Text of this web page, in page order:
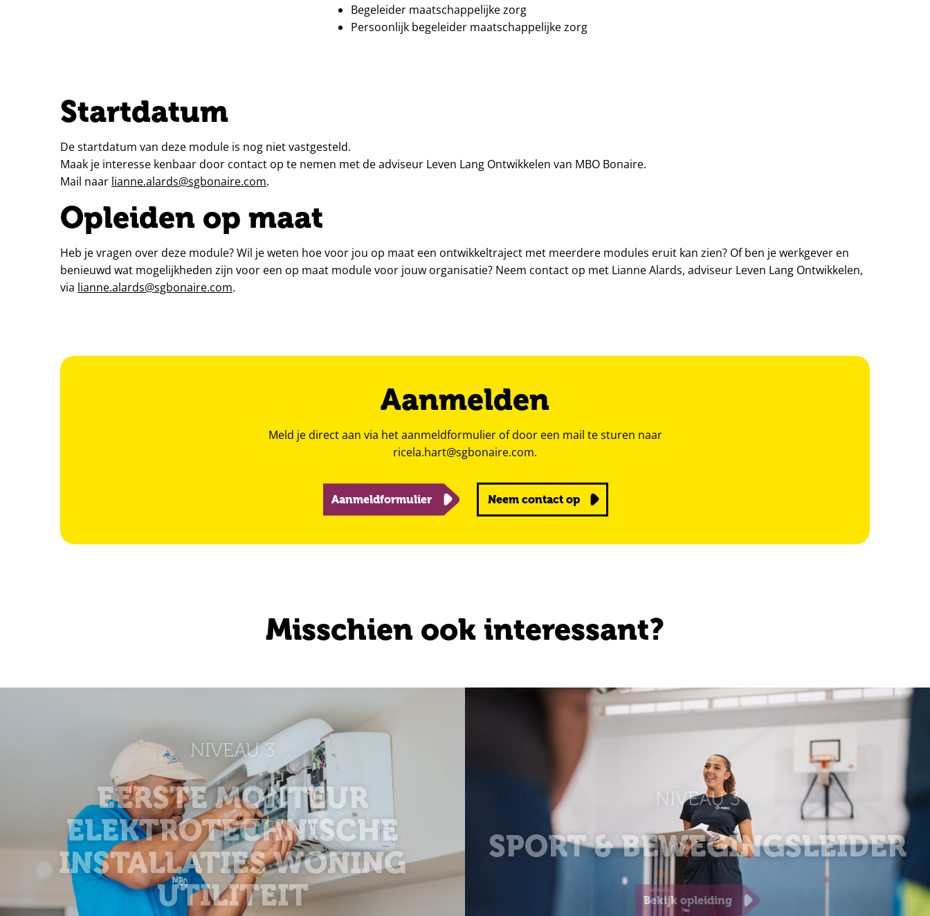
Begeleider maatschappelijke zorg
Persoonlijk begeleider maatschappelijke zorg
Startdatum
De startdatum van deze module is nog niet vastgesteld.
Maak je interesse kenbaar door contact op te nemen met de adviseur Leven Lang Ontwikkelen van MBO Bonaire.
Mail naar lianne.alards@sgbonaire.com.
Opleiden op maat
Heb je vragen over deze module? Wil je weten hoe voor jou op maat een ontwikkeltraject met meerdere modules eruit kan zien? Of ben je werkgever en
benieuwd wat mogelijkheden zijn voor een op maat module voor jouw organisatie? Neem contact op met Lianne Alards, adviseur Leven Lang Ontwikkelen,
via lianne.alards@sgbonaire.com.
Aanmelden
Meld je direct aan via het aanmeldformulier of door een mail te sturen naar
ricela.hart@sgbonaire.com.
Aanmeldformulier Neem contact op
Misschien ook interessant?
NIVEAU 3
EERSTE MONTEUR
ELEKTROTECHNISCHE
INSTALLATIES WONING
UTILITEIT
NIVEAU 3
SPORT & BEWEGINGSLEIDER
Bekijk opleiding